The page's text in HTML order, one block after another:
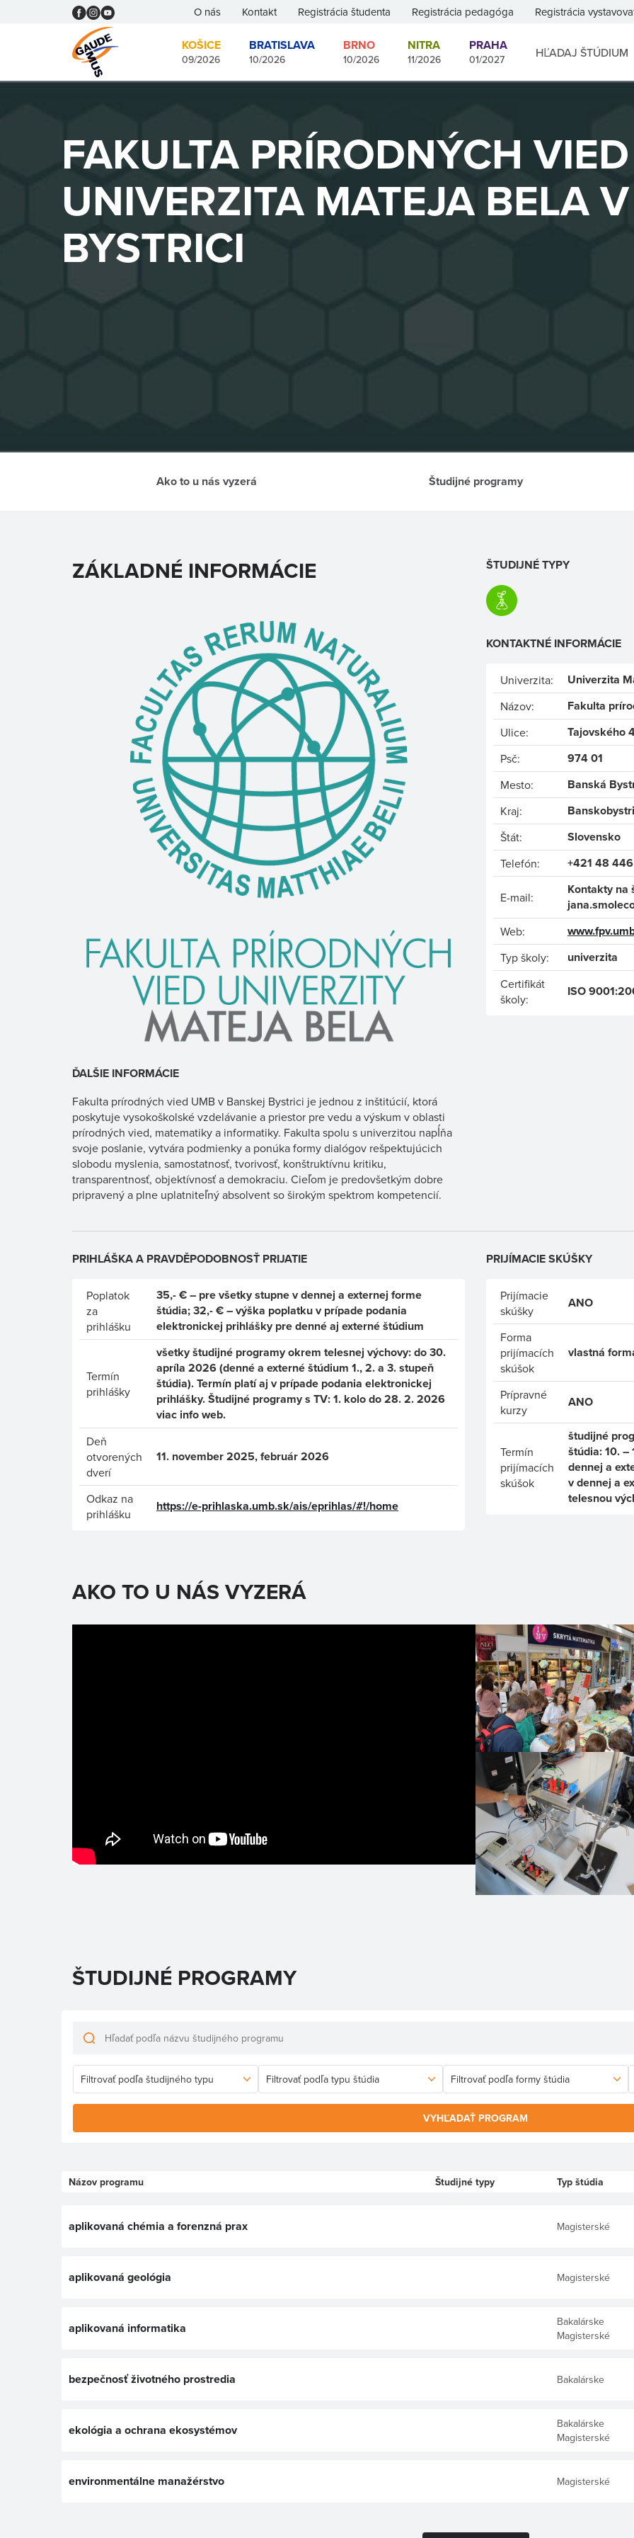
O nás Kontakt Registrácia študenta Registrácia pedagóga Registrácia
KOŠICE
09/2026
BRATISLAVA
10/2026
BRNO
10/2026
NITRA
11/2026
PRAHA
01/2027 HĽADAJ ŠTÚDIUM
FAKULTA PRÍRODNÝCH
UNIVERZITA MATEJA BELA
BYSTRICI
Ako to u nás vyzerá Študijné programy
ZÁKLADNÉ INFORMÁCIE
ĎALŠIE INFORMÁCIE
Fakulta prírodných vied UMB v Banskej Bystrici je jednou z inštitúcií, ktorá
poskytuje vysokoškolské vzdelávanie a priestor pre vedu a výskum v oblasti
prírodných vied, matematiky a informatiky. Fakulta spolu s univerzitou napĺňa
svoje poslanie, vytvára podmienky a ponúka formy dialógov rešpektujúcich
slobodu myslenia, samostatnosť, tvorivosť, konštruktívnu kritiku,
transparentnosť, objektívnosť a demokraciu. Cieľom je predovšetkým dobre
pripravený a plne uplatniteľný absolvent so širokým spektrom kompetencií.
ŠTUDIJNÉ TYPY
KONTAKTNÉ INFORMÁCIE
Univerzita: Univerzita
Názov: Fakulta
Ulice: Tajovského
Psč: 974 01
Mesto: Banská
Kraj:
Štát: Slovensko
Telefón: +421 48
E-mail:
Kontakty na
Web:
Typ školy: univerzita
Certifikát
školy:
ISO
PRIHLÁŠKA A PRAVDĚPODOBNOSŤ PRIJATIE
Poplatok
za
prihlášku
35,- € – pre všetky stupne v dennej a externej forme
štúdia; 32,- € – výška poplatku v prípade podania
elektronickej prihlášky pre denné aj externé štúdium
Termín
prihlášky
všetky študijné programy okrem telesnej výchovy: do 30.
apríla 2026 (denné a externé štúdium 1., 2. a 3. stupeň
štúdia). Termín platí aj v prípade podania elektronickej
prihlášky. Študijné programy s TV: 1. kolo do 28. 2. 2026
viac info web.
Deň
otvorených
dverí
11. november 2025, február 2026
Odkaz na
prihlášku
https://e-prihlaska.umb.sk/ais/eprihlas/#!/home
PRIJÍMACIE SKÚŠKY
Prijímacie
skúšky
ANO
Forma
prijímacích
skúšok
vlastná
Prípravné
kurzy
ANO
Termín
prijímacích
skúšok
študijné
štúdia: 10. –
dennej a
v dennej a
telesnou
AKO TO U NÁS VYZERÁ
ŠTUDIJNÉ PROGRAMY
VYHĽADAŤ PROGRAM
Názov programu Študijné typy Typ štúdia
aplikovaná chémia a forenzná prax Magisterské
aplikovaná geológia Magisterské
aplikovaná informatika
Bakalárske
Magisterské
bezpečnosť životného prostredia Bakalárske
ekológia a ochrana ekosystémov
Bakalárske
Magisterské
environmentálne manažérstvo Magisterské